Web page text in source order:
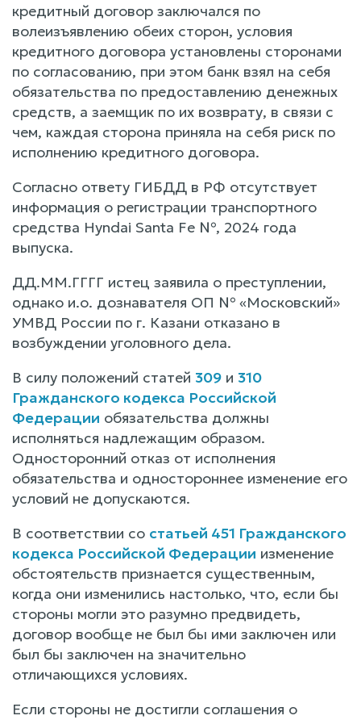
кредитный договор заключался по
волеизъявлению обеих сторон, условия
кредитного договора установлены сторонами
по согласованию, при этом банк взял на себя
обязательства по предоставлению денежных
средств, а заемщик по их возврату, в связи с
чем, каждая сторона приняла на себя риск по
исполнению кредитного договора.
Согласно ответу ГИБДД в РФ отсутствует
информация о регистрации транспортного
средства Hyndai Santa Fe №, 2024 года
выпуска.
ДД.ММ.ГГГГ истец заявила о преступлении,
однако и.о. дознавателя ОП № «Московский»
УМВД России по г. Казани отказано в
возбуждении уголовного дела.
В силу положений статей 309 и 310
Гражданского кодекса Российской
Федерации обязательства должны
исполняться надлежащим образом.
Односторонний отказ от исполнения
обязательства и одностороннее изменение его
условий не допускаются.
В соответствии со статьей 451 Гражданского
кодекса Российской Федерации изменение
обстоятельств признается существенным,
когда они изменились настолько, что, если бы
стороны могли это разумно предвидеть,
договор вообще не был бы ими заключен или
был бы заключен на значительно
отличающихся условиях.
Если стороны не достигли соглашения о